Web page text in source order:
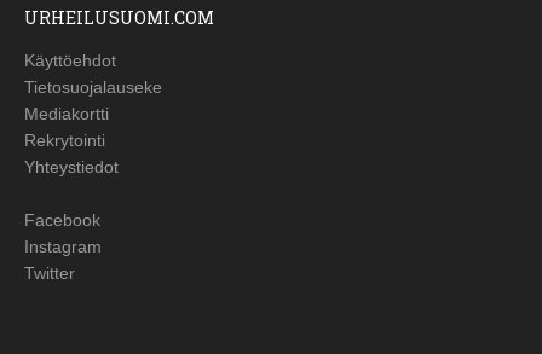
URHEILUSUOMI.COM
Käyttöehdot
Tietosuojalauseke
Mediakortti
Rekrytointi
Yhteystiedot
Facebook
Instagram
Twitter